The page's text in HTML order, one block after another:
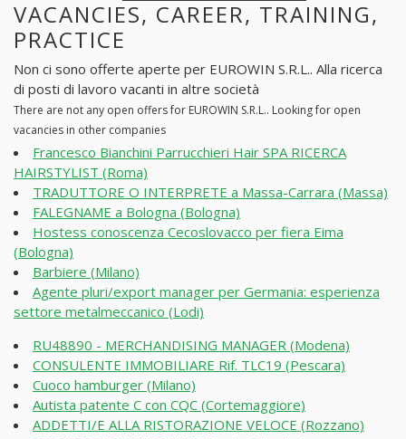
VACANCIES, CAREER, TRAINING,
PRACTICE
Non ci sono offerte aperte per EUROWIN S.R.L.. Alla ricerca
di posti di lavoro vacanti in altre società
There are not any open offers for EUROWIN S.R.L.. Looking for open
vacancies in other companies
Francesco Bianchini Parrucchieri Hair SPA RICERCA
HAIRSTYLIST (Roma)
TRADUTTORE O INTERPRETE a Massa-Carrara (Massa)
FALEGNAME a Bologna (Bologna)
Hostess conoscenza Cecoslovacco per fiera Eima
(Bologna)
Barbiere (Milano)
Agente pluri/export manager per Germania: esperienza
settore metalmeccanico (Lodi)
RU48890 - MERCHANDISING MANAGER (Modena)
CONSULENTE IMMOBILIARE Rif. TLC19 (Pescara)
Cuoco hamburger (Milano)
Autista patente C con CQC (Cortemaggiore)
ADDETTI/E ALLA RISTORAZIONE VELOCE (Rozzano)